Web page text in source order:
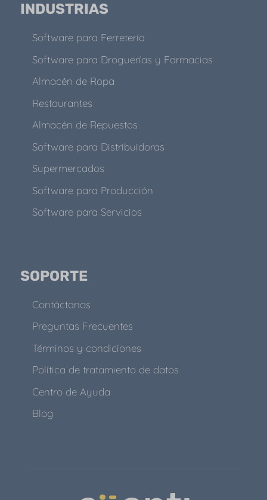
INDUSTRIAS
Software para Ferretería
Software para Droguerías y Farmacias
Almacén de Ropa
Restaurantes
Almacén de Repuestos
Software para Distribuidoras
Supermercados
Software para Producción
Software para Servicios
SOPORTE
Contáctanos
Preguntas Frecuentes
Términos y condiciones
Política de tratamiento de datos
Centro de Ayuda
Blog